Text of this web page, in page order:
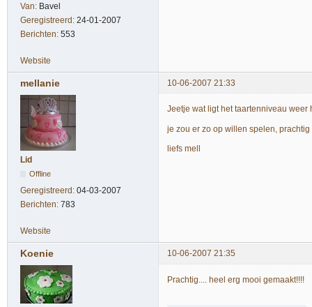
Van: Bavel
Geregistreerd: 24-01-2007
Berichten: 553
Website
mellanie 10-06-2007 21:33
Lid
Offline
Geregistreerd: 04-03-2007
Berichten: 783
Jeetje wat ligt het taartenniveau weer
je zou er zo op willen spelen, prachtig
liefs mell
Website
Koenie 10-06-2007 21:35
Prachtig.... heel erg mooi gemaakt!!!!